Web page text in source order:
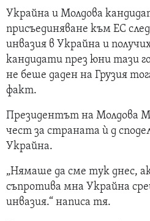
Украйна и Молдова
присъединяване към ЕС
инвазия в Украйна и
кандидати през юни тази
не беше даден на Грузия
факт.
Президентът на Молдова
чест за страната ѝ д
Украйна.
„Нямаше да сме тук днес,
съпротива мна Украйна
инвазия.“ написа тя.